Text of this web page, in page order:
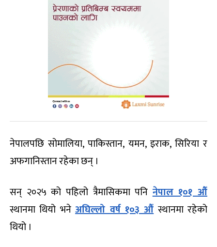
नेपालपछि सोमालिया, पाकिस्तान, यमन, इराक, सिरिया र
अफगानिस्तान रहेका छन् ।
सन् २०२५ को पहिलो त्रैमासिकमा पनिनेपाल १०१ औँ
स्थानमा थियो भनेअघिल्लो वर्ष १०३ औँस्थानमा रहेको
थियो ।